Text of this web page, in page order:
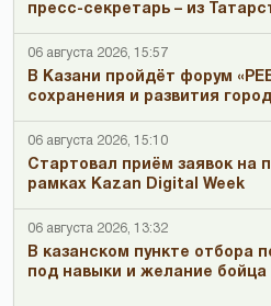
пресс-секретарь – из
06 августа 2026, 15:57
В Казани пройдёт форум
сохранения и развития
06 августа 2026, 15:10
Стартовал приём заявок на
рамках Kazan Digital Week
06 августа 2026, 13:32
В казанском пункте отбора
под навыки и желание бойца